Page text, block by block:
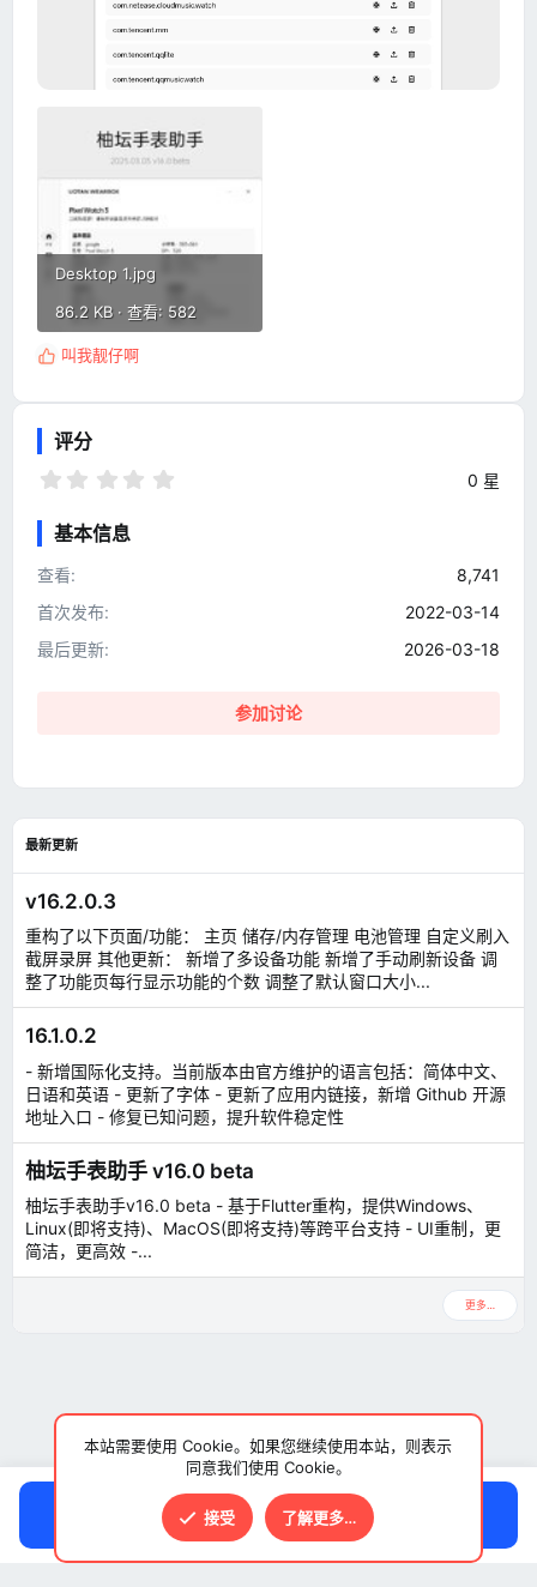
Desktop 1.jpg
86.2 KB · 查看: 582
反
:
叫我靓仔啊
评分
0 星
基本信息
查看
8,741
首次发布
2022-03-14
最后更新
2026-03-18
参加讨论
点击下载
最新更新
v16.2.0.3
重构了以下页面/功能： 主页 储存/内存管理 电池管理 自定义刷入
截屏录屏 其他更新： 新增了多设备功能 新增了手动刷新设备 调
整了功能页每行显示功能的个数 调整了默认窗口大小...
16.1.0.2
- 新增国际化支持。当前版本由官方维护的语言包括：简体中文、
日语和英语 - 更新了字体 - 更新了应用内链接，新增 Github 开源
地址入口 - 修复已知问题，提升软件稳定性
柚坛手表助手 v16.0 beta
柚坛手表助手v16.0 beta - 基于Flutter重构，提供Windows、
Linux(即将支持)、MacOS(即将支持)等跨平台支持 - UI重制，更
简洁，更高效 -...
更多…
本站需要使用 Cookie。如果您继续使用本站，则表示
同意我们使用 Cookie。
接受 了解更多…